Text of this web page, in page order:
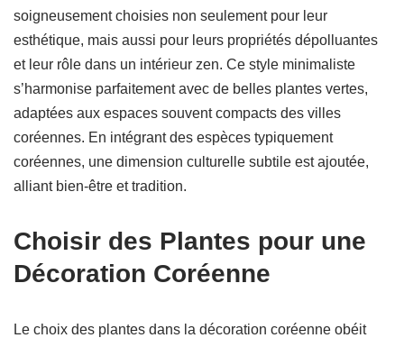
soigneusement choisies non seulement pour leur
esthétique, mais aussi pour leurs propriétés dépolluantes
et leur rôle dans un intérieur zen. Ce style minimaliste
s’harmonise parfaitement avec de belles plantes vertes,
adaptées aux espaces souvent compacts des villes
coréennes. En intégrant des espèces typiquement
coréennes, une dimension culturelle subtile est ajoutée,
alliant bien-être et tradition.
Choisir des Plantes pour une
Décoration Coréenne
Le choix des plantes dans la décoration coréenne obéit